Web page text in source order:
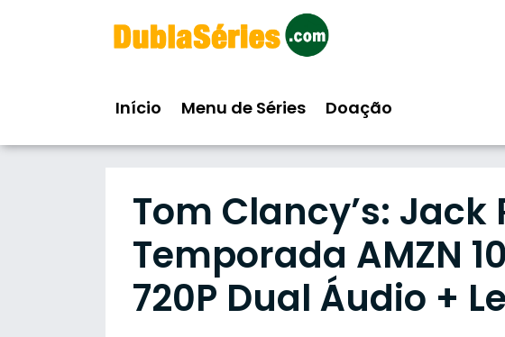
Início Menu de Séries Doação
Tom Clancy’s: Jack
Temporada AMZN
720P Dual Áudio +